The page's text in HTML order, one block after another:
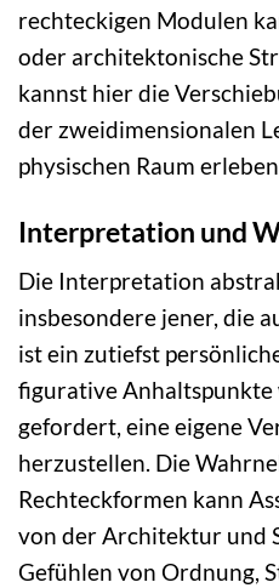
rechteckigen Modulen
oder architektonische
kannst hier die
der zweidimensionalen
physischen Raum
Interpretation und
Die Interpretation
insbesondere jener, die
ist ein zutiefst
figurative
gefordert, eine eigene
herzustellen. Die
Rechteckformen kann
von der Architektur und
Gefühlen von Ordnung,